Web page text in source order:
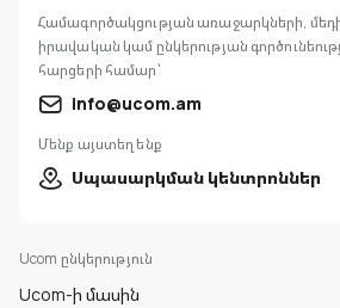
Ucom ընկերություն
Ucom-ի մասին
Համագործակցության առաջարկների,
իրավական կամ ընկերության
հարցերի համար՝
info@ucom.am
Մենք այստեղ ենք
Սպասարկման կենտրոններ